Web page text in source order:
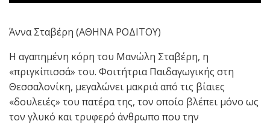
Άννα Σταβέρη (ΑΘΗΝΑ ΡΟΔΙΤΟΥ)
Η αγαπημένη κόρη του Μανώλη Σταβέρη, η
«πριγκίπισσά» του. Φοιτήτρια Παιδαγωγικής στη
Θεσσαλονίκη, μεγαλώνει μακριά από τις βίαιες
«δουλειές» του πατέρα της, τον οποίο βλέπει μόνο ως
τον γλυκό και τρυφερό άνθρωπο που την